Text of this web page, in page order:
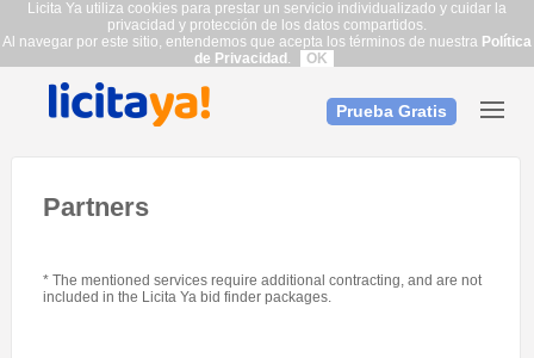
Licita Ya utiliza cookies para prestar un servicio individualizado y cuidar la
privacidad y protección de los datos compartidos.
Al navegar por este sitio, entendemos que acepta los términos de nuestra Política
de Privacidad . OK
Prueba Gratis
Partners
* The mentioned services require additional contracting, and are not
included in the Licita Ya bid finder packages.